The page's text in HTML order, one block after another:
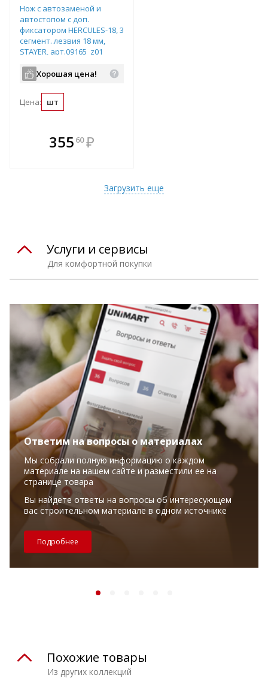
Нож с автозаменой и
автостопом с доп.
фиксатором HERCULES-18, 3
сегмент. лезвия 18 мм,
STAYER, арт.09165_z01
Хорошая цена!
Цена: шт
355 60 ₽
Загрузить еще
Для комфортной покупки
Услуги и сервисы
Ответим на вопросы о материалах
Мы собрали полную информацию о каждом
материале на нашем сайте и разместили ее на
странице товара
Вы найдете ответы на вопросы об интересующем
вас строительном материале в одном источнике
Подробнее
Из других коллекций
Похожие товары